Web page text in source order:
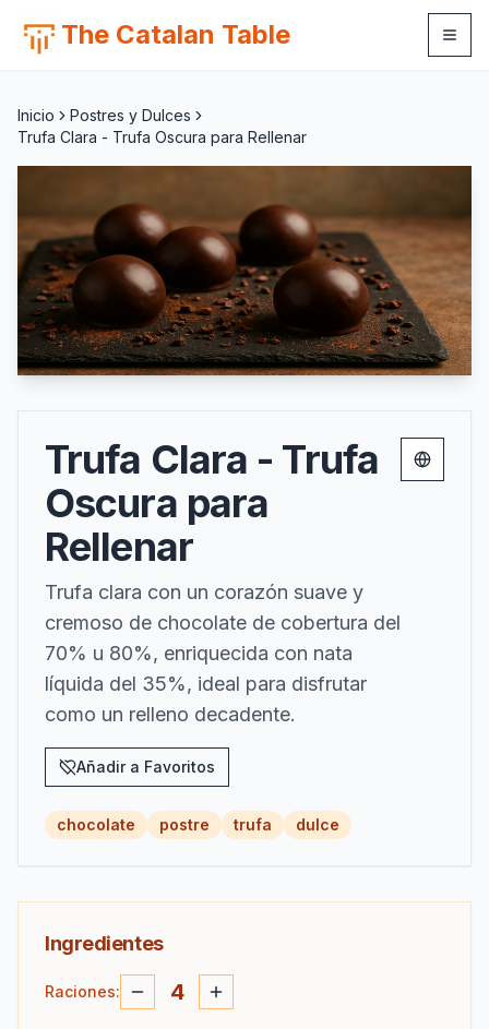
The Catalan Table
Inicio
Postres y Dulces
Trufa Clara - Trufa Oscura para Rellenar
Trufa Clara - Trufa
Oscura para
Rellenar
Trufa clara con un corazón suave y
cremoso de chocolate de cobertura del
70% u 80%, enriquecida con nata
líquida del 35%, ideal para disfrutar
como un relleno decadente.
Añadir a Favoritos
Change
chocolate postre trufa dulce
Ingredientes
Raciones: 4